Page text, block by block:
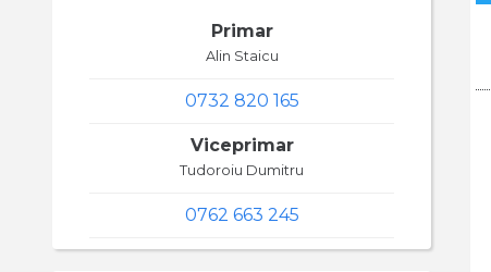
Primar
Alin Staicu
0732 820 165
Viceprimar
Tudoroiu Dumitru
0762 663 245